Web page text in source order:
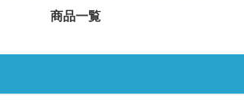
商品一覧
本革・レザー調ポーチ
スマホショルダー・スマホ
デザインタンブラー）
ラー
器マグ